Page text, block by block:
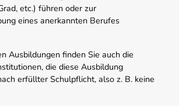
etc.) führen oder zur
eines anerkannten Berufes
Ausbildungen finden Sie auch die
die diese Ausbildung
erfüllter Schulpflicht, also z. B. keine